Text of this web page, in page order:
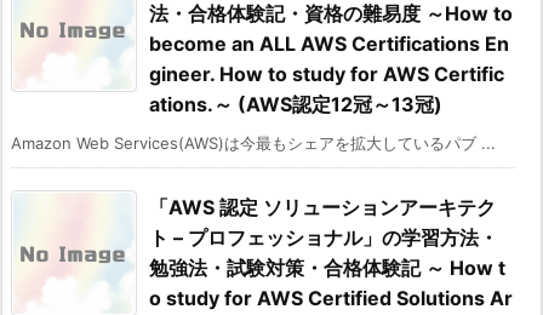
法・合格体験記・資格の難易度 ～How to
become an ALL AWS Certifications En
gineer. How to study for AWS Certific
ations.～ (AWS認定12冠～13冠)
Amazon Web Services(AWS)は今最もシェアを拡大しているパブ ...
「AWS 認定 ソリューションアーキテク
ト – プロフェッショナル」の学習方法・
勉強法・試験対策・合格体験記 ～ How t
o study for AWS Certified Solutions Ar